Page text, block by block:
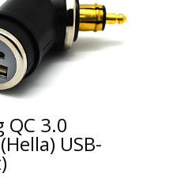
QC 3.0
USB-